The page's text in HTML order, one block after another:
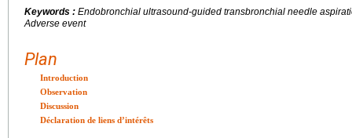
Keywords : Endobronchial ultrasound-guided transbronchial needle
Adverse event
Plan
Introduction
Observation
Discussion
Déclaration de liens d’intérêts